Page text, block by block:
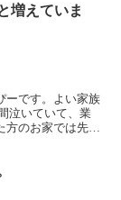
増えていま
ーです。よい家族
泣いていて、業
方のお家では先住